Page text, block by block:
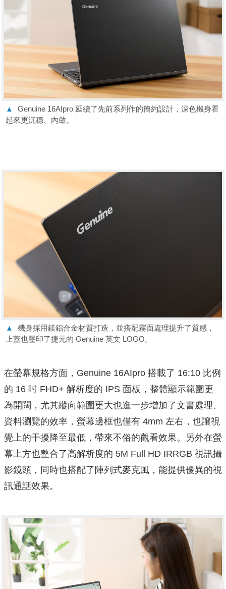
▲
Genuine 16AIpro 延續了先前系列作的簡約設計，深色機身看
起來更沉穩、內斂。
▲
機身採用鎂鋁合金材質打造，並搭配霧面處理提升了質感，
上蓋也壓印了捷元的 Genuine 英文 LOGO。
在螢幕規格方面，Genuine 16AIpro 搭載了 16:10 比例
的 16 吋 FHD+ 解析度的 IPS 面板，整體顯示範圍更
為開闊，尤其縱向範圍更大也進一步增加了文書處理、
資料瀏覽的效率，螢幕邊框也僅有 4mm 左右，也讓視
覺上的干擾降至最低，帶來不俗的觀看效果。另外在螢
幕上方也整合了高解析度的 5M Full HD IRRGB 視訊攝
影鏡頭，同時也搭配了陣列式麥克風，能提供優異的視
訊通話效果。